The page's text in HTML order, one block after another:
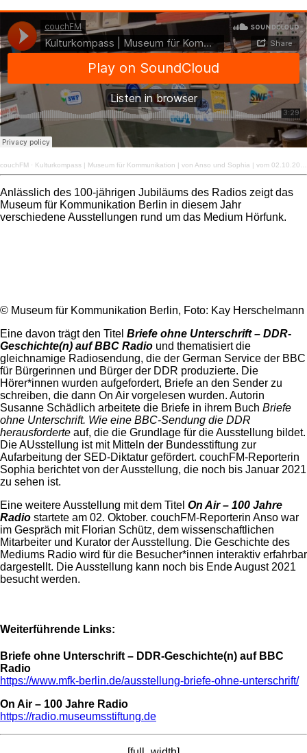
couchFM · Kulturkompass | Museum für Kommunikation | von Anso und Sophia | vom 02.10.2020
Anlässlich des 100-jährigen Jubiläums des Radios zeigt das
Museum für Kommunikation Berlin in diesem Jahr
verschiedene Ausstellungen rund um das Medium Hörfunk.
© Museum für Kommunikation Berlin, Foto: Kay Herschelmann
Eine davon trägt den Titel Briefe ohne Unterschrift – DDR-
Geschichte(n) auf BBC Radio und thematisiert die
gleichnamige Radiosendung, die der German Service der BBC
für Bürgerinnen und Bürger der DDR produzierte. Die
Hörer*innen wurden aufgefordert, Briefe an den Sender zu
schreiben, die dann On Air vorgelesen wurden. Autorin
Susanne Schädlich arbeitete die Briefe in ihrem Buch Briefe
ohne Unterschrift. Wie eine BBC-Sendung die DDR
herausforderte auf, die die Grundlage für die Ausstellung bildet.
Die AUsstellung ist mit Mitteln der Bundesstiftung zur
Aufarbeitung der SED-Diktatur gefördert. couchFM-Reporterin
Sophia berichtet von der Ausstellung, die noch bis Januar 2021
zu sehen ist.
Eine weitere Ausstellung mit dem Titel On Air – 100 Jahre
Radio startete am 02. Oktober. couchFM-Reporterin Anso war
im Gespräch mit Florian Schütz, dem wissenschaftlichen
Mitarbeiter und Kurator der Ausstellung. Die Geschichte des
Mediums Radio wird für die Besucher*innen interaktiv erfahrbar
dargestellt. Die Ausstellung kann noch bis Ende August 2021
besucht werden.
Weiterführende Links:
Briefe ohne Unterschrift – DDR-Geschichte(n) auf BBC
Radio
https://www.mfk-berlin.de/ausstellung-briefe-ohne-unterschrift/
On Air – 100 Jahre Radio
https://radio.museumsstiftung.de